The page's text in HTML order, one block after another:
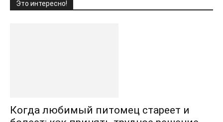
Это интересно!
Когда любимый питомец стареет и